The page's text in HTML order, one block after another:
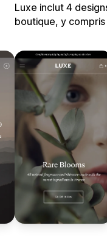
Luxe inclut 4
boutique, y